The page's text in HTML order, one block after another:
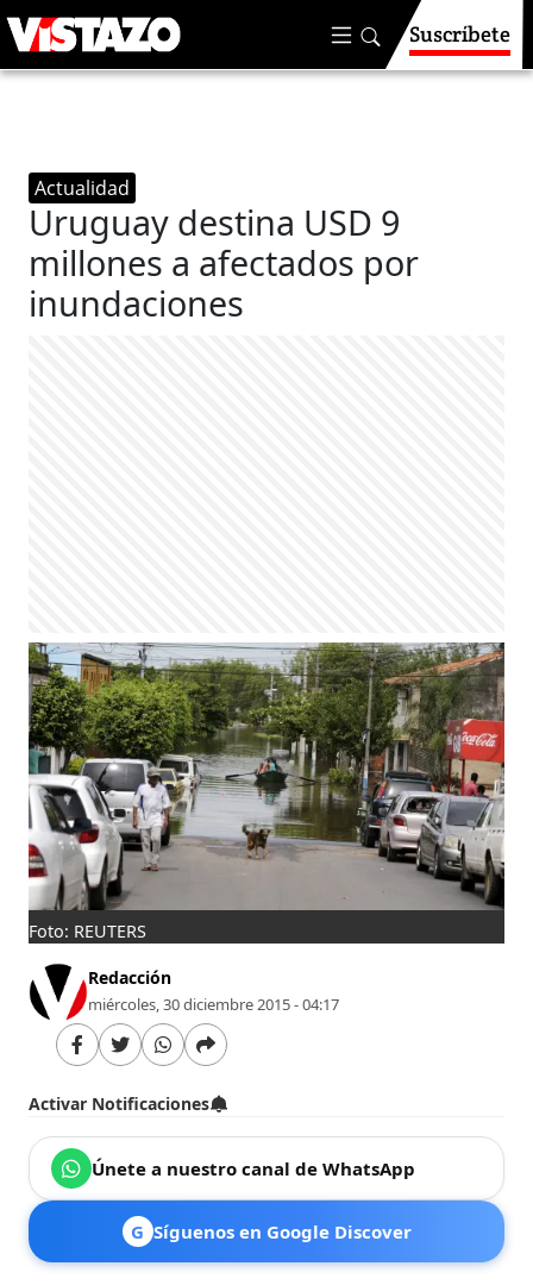
Suscríbete
Actualidad
Uruguay destina USD 9
millones a afectados por
inundaciones
Foto: REUTERS
Redacción
miércoles, 30 diciembre 2015 - 04:17
Activar Notificaciones
Únete a nuestro canal de WhatsApp
G Síguenos en Google Discover